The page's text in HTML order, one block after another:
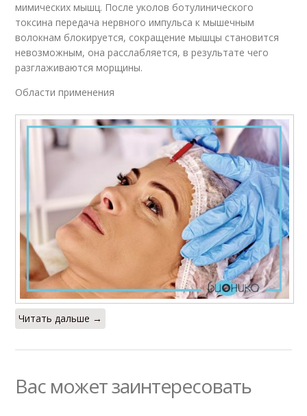
мимических мышц. После уколов ботулинического
токсина передача нервного импульса к мышечным
волокнам блокируется, сокращение мышцы становится
невозможным, она расслабляется, в результате чего
разглаживаются морщины.
Области применения
Читать дальше →
Вас может заинтересовать